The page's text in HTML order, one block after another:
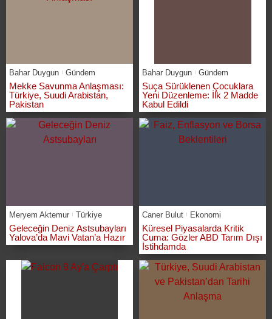
Bahar Duygun Gündem
Mekke Savunma Anlaşması:
Türkiye, Suudi Arabistan,
Pakistan
Bahar Duygun Gündem
Suça Sürüklenen Çocuklara
Yeni Düzenleme: İlk 2 Madde
Kabul Edildi
Meryem Aktemur Türkiye
Geleceğin Deniz Astsubayları
Yalova’da Mavi Vatan’a Hazır
Caner Bulut Ekonomi
Küresel Piyasalarda Kritik
Cuma: Gözler ABD Tarım Dışı
İstihdamda